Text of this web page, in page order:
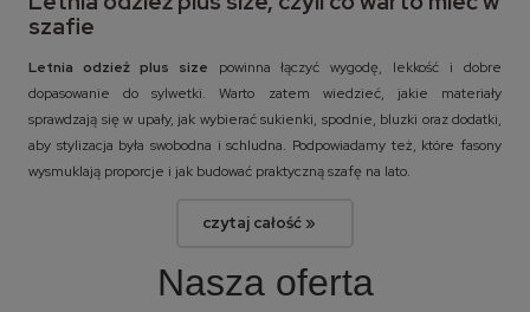
szafie
Letnia odzież plus size powinna łączyć wygodę, lekkość i dobre
dopasowanie do sylwetki. Warto zatem wiedzieć, jakie materiały
sprawdzają się w upały, jak wybierać sukienki, spodnie, bluzki oraz dodatki,
aby stylizacja była swobodna i schludna. Podpowiadamy też, które fasony
wysmuklają proporcje i jak budować praktyczną szafę na lato.
czytaj całość »
Nasza oferta